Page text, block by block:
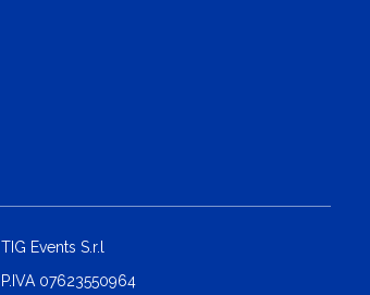
TIG Events S.r.l
P.IVA 07623550964